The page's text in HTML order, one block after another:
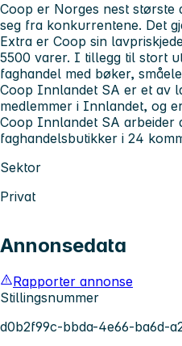
Coop er Norges nest største
seg fra konkurrentene. Det
Extra er Coop sin
5500 varer. I tillegg til stort
faghandel med bøker,
Coop Innlandet SA er et av
medlemmer i Innlandet, og
Coop Innlandet SA arbeider
faghandelsbutikker i 24
Sektor
Privat
Annonsedata
Rapporter annonse
Stillingsnummer
d0b2f99c-bbda-4e66-ba6d-